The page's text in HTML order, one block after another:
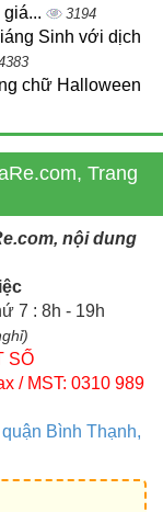
3194
Sinh với dịch
chữ Halloween
Trang
nội dung
7 : 8h - 19h
SỐ
/ MST: 0310 989
Bình Thạnh,